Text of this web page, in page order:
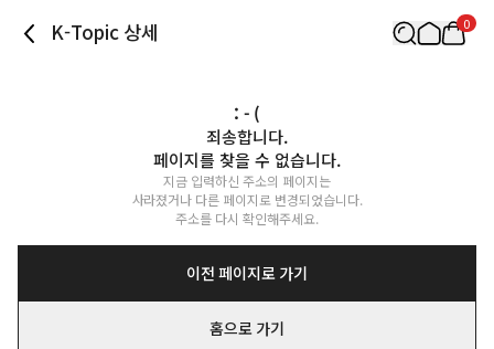
K-Topic 상세 0
: - (
죄송합니다.
페이지를 찾을 수 없습니다.
지금 입력하신 주소의 페이지는
사라졌거나 다른 페이지로 변경되었습니다.
주소를 다시 확인해주세요.
이전 페이지로 가기
홈으로 가기